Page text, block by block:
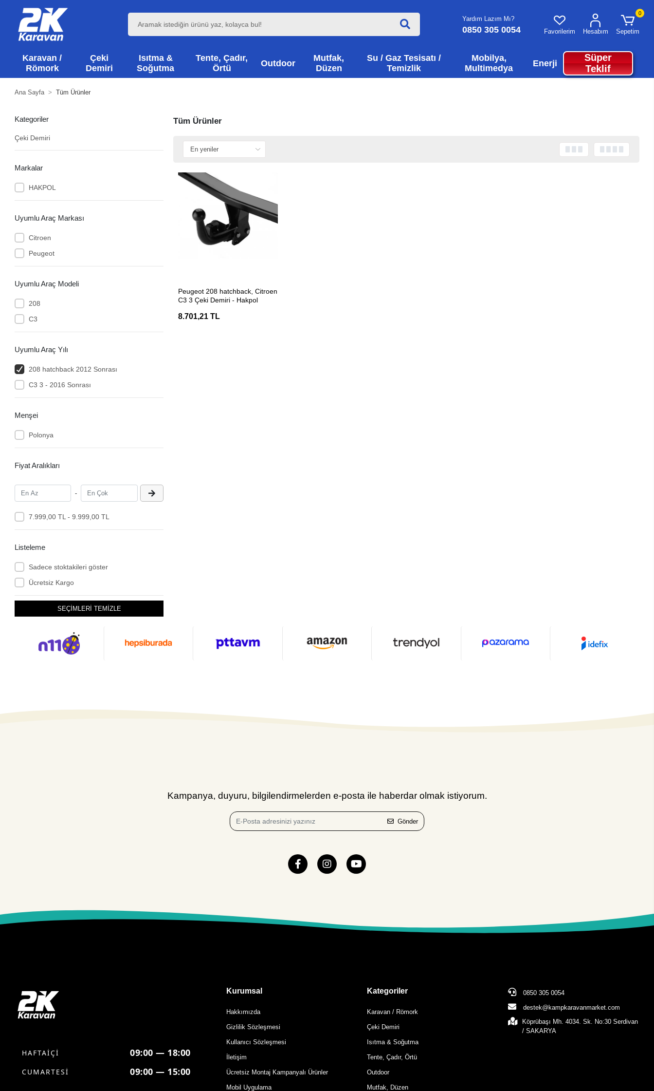
Yardım Lazım Mı?
0850 305 0054 Favorilerim Hesabım
0
Sepetim
Karavan /
Römork
Çeki
Demiri
Isıtma &
Soğutma
Tente, Çadır,
Örtü
Outdoor
Mutfak,
Düzen
Su / Gaz Tesisatı /
Temizlik
Mobilya,
Multimedya
Enerji
Süper
Teklif
Ana Sayfa Tüm Ürünler
Kategoriler
Çeki Demiri
Markalar
HAKPOL
Uyumlu Araç Markası
Citroen
Peugeot
Uyumlu Araç Modeli
208
C3
Uyumlu Araç Yılı
208 hatchback 2012 Sonrası
C3 3 - 2016 Sonrası
Menşei
Polonya
Fiyat Aralıkları
-
7.999,00 TL - 9.999,00 TL
Listeleme
Sadece stoktakileri göster
Ücretsiz Kargo
SEÇİMLERİ TEMİZLE
Tüm Ürünler
Peugeot 208 hatchback, Citroen
C3 3 Çeki Demiri - Hakpol
8.701,21 TL
Kampanya, duyuru, bilgilendirmelerden e-posta ile haberdar olmak istiyorum.
Gönder
HAFTAİÇİ 09:00 — 18:00
CUMARTESİ 09:00 — 15:00
Kurumsal
Hakkımızda
Gizlilik Sözleşmesi
Kullanıcı Sözleşmesi
İletişim
Ücretsiz Montaj Kampanyalı Ürünler
Mobil Uygulama
Kategoriler
Karavan / Römork
Çeki Demiri
Isıtma & Soğutma
Tente, Çadır, Örtü
Outdoor
Mutfak, Düzen
0850 305 0054
destek@kampkaravanmarket.com
Köprübaşı Mh. 4034. Sk. No:30 Serdivan
/ SAKARYA